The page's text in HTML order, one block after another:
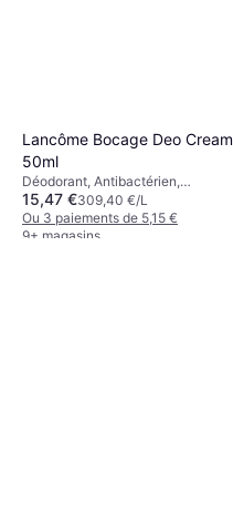
Lancôme Bocage Deo Cream
50ml
Déodorant, Antibactérien,
Antitranspirant, Sans Alcool,
Adoucissant
15,47 €309,40 €/L
Ou 3 paiements de 5,15 €
9+ magasins